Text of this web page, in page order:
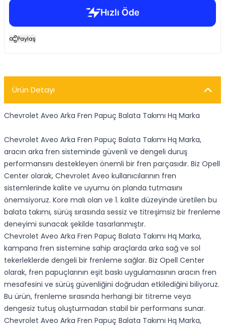
Paylaş
Ürün Detayı
Chevrolet Aveo Arka Fren Papuç Balata Takımı Hq Marka
Chevrolet Aveo Arka Fren Papuç Balata Takımı Hq Marka,
aracın arka fren sisteminde güvenli ve dengeli duruş
performansını destekleyen önemli bir fren parçasıdır. Biz Opell
Center olarak, Chevrolet Aveo kullanıcılarının fren
sistemlerinde kalite ve uyumu ön planda tutmasını
önemsiyoruz. Kore malı olan ve 1. kalite düzeyinde üretilen bu
balata takımı, sürüş sırasında sessiz ve titreşimsiz bir frenleme
deneyimi sunacak şekilde tasarlanmıştır.
Chevrolet Aveo Arka Fren Papuç Balata Takımı Hq Marka,
kampana fren sistemine sahip araçlarda arka sağ ve sol
tekerleklerde dengeli bir frenleme sağlar. Biz Opell Center
olarak, fren papuçlarının eşit baskı uygulamasının aracın fren
mesafesini ve sürüş güvenliğini doğrudan etkilediğini biliyoruz.
Bu ürün, frenleme sırasında herhangi bir titreme veya
dengesiz tutuş oluşturmadan stabil bir performans sunar.
Chevrolet Aveo Arka Fren Papuç Balata Takımı Hq Marka,